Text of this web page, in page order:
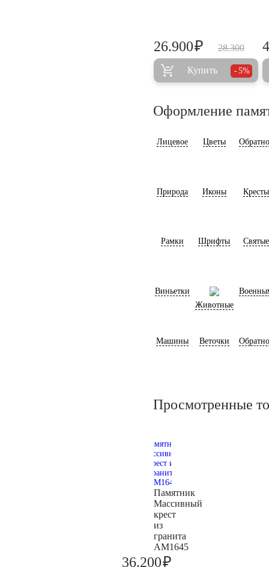
28.300
26.900₽
Купить 5%
Оформление
Лицевое Цветы
Природа Иконы Кресты
Рамки Шрифты Святые
Виньетки
Животные
Машины Веточки
Просмотренные
Памятник
Массивный
крест
из
гранита
AM1645
36.200₽